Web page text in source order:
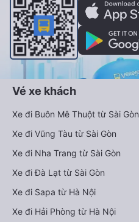
Vé xe khách
Xe đi Buôn Mê Thuột từ Sài Gòn
Xe đi Vũng Tàu từ Sài Gòn
Xe đi Nha Trang từ Sài Gòn
Xe đi Đà Lạt từ Sài Gòn
Xe đi Sapa từ Hà Nội
Xe đi Hải Phòng từ Hà Nội